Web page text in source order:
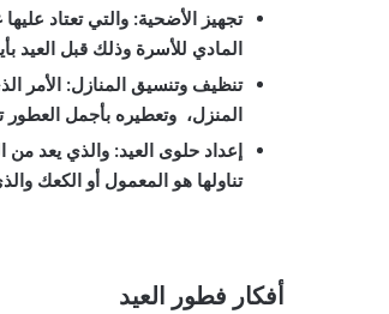
تجهيز الأضحية: والتي تعتاد
المادي للأسرة وذلك قبل العيد
تنظيف وتنسيق المنازل: الأمر
المنزل، وتعطيره بأجمل العطور
إعداد حلوى العيد: والذي يعد من
تناولها هو المعمول أو الكعك
أفكار فطور العيد